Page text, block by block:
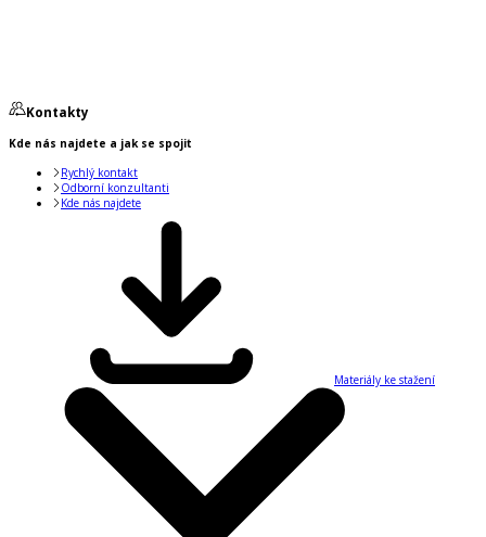
Kontakty
Kde nás najdete a jak se spojit
Rychlý kontakt
Odborní konzultanti
Kde nás najdete
Materiály ke stažení